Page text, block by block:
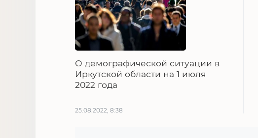
О демографической ситуации в
Иркутской области на 1 июля
2022 года
25.08.2022, 8:38